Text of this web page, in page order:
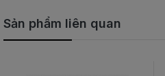
Sản phẩm liên quan